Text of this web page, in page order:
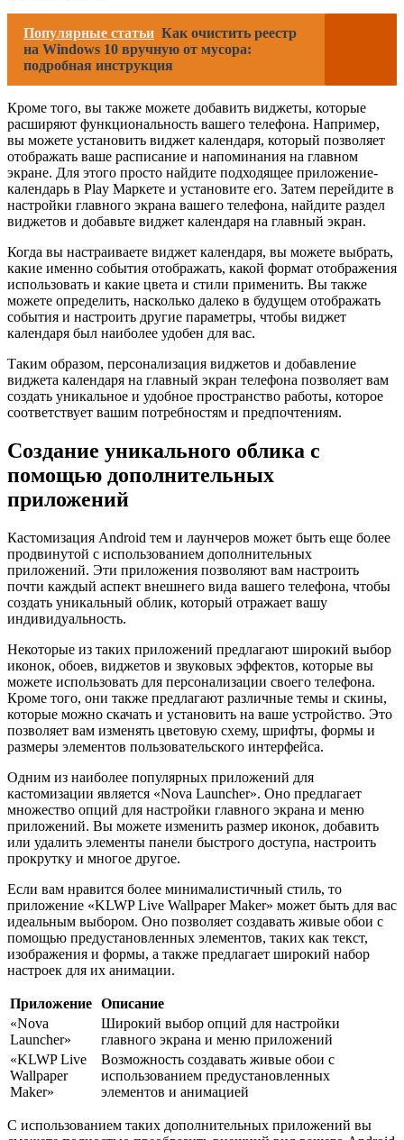
Популярные статьи Как очистить реестр
на Windows 10 вручную от мусора:
подробная инструкция
Кроме того, вы также можете добавить виджеты, которые
расширяют функциональность вашего телефона. Например,
вы можете установить виджет календаря, который позволяет
отображать ваше расписание и напоминания на главном
экране. Для этого просто найдите подходящее приложение-
календарь в Play Маркете и установите его. Затем перейдите в
настройки главного экрана вашего телефона, найдите раздел
виджетов и добавьте виджет календаря на главный экран.
Когда вы настраиваете виджет календаря, вы можете выбрать,
какие именно события отображать, какой формат отображения
использовать и какие цвета и стили применить. Вы также
можете определить, насколько далеко в будущем отображать
события и настроить другие параметры, чтобы виджет
календаря был наиболее удобен для вас.
Таким образом, персонализация виджетов и добавление
виджета календаря на главный экран телефона позволяет вам
создать уникальное и удобное пространство работы, которое
соответствует вашим потребностям и предпочтениям.
Создание уникального облика с
помощью дополнительных
приложений
Кастомизация Android тем и лаунчеров может быть еще более
продвинутой с использованием дополнительных
приложений. Эти приложения позволяют вам настроить
почти каждый аспект внешнего вида вашего телефона, чтобы
создать уникальный облик, который отражает вашу
индивидуальность.
Некоторые из таких приложений предлагают широкий выбор
иконок, обоев, виджетов и звуковых эффектов, которые вы
можете использовать для персонализации своего телефона.
Кроме того, они также предлагают различные темы и скины,
которые можно скачать и установить на ваше устройство. Это
позволяет вам изменять цветовую схему, шрифты, формы и
размеры элементов пользовательского интерфейса.
Одним из наиболее популярных приложений для
кастомизации является «Nova Launcher». Оно предлагает
множество опций для настройки главного экрана и меню
приложений. Вы можете изменить размер иконок, добавить
или удалить элементы панели быстрого доступа, настроить
прокрутку и многое другое.
Если вам нравится более минималистичный стиль, то
приложение «KLWP Live Wallpaper Maker» может быть для вас
идеальным выбором. Оно позволяет создавать живые обои с
помощью предустановленных элементов, таких как текст,
изображения и формы, а также предлагает широкий набор
настроек для их анимации.
Приложение Описание
«Nova
Launcher»
Широкий выбор опций для настройки
главного экрана и меню приложений
«KLWP Live
Wallpaper
Maker»
Возможность создавать живые обои с
использованием предустановленных
элементов и анимацией
С использованием таких дополнительных приложений вы